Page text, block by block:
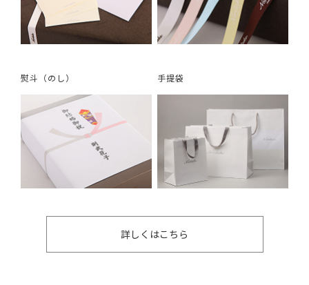
熨斗（のし） 手提袋
詳しくはこちら